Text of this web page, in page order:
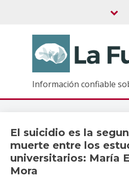
Información confiable
Noticias
El suicidio es la
muerte entre los
universitarios: María
Mora